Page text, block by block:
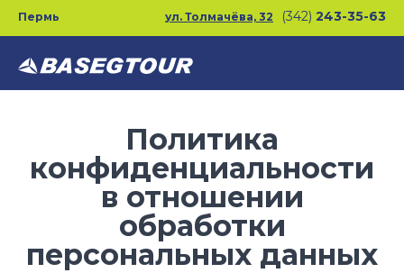
Перейти
Пермь ул. Толмачёва, 32 (342) 243-35-63
Политика
конфиденциальности
в отношении
обработки
персональных данных